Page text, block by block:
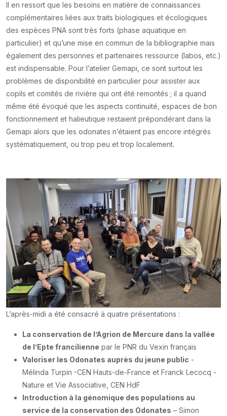
Il en ressort que les besoins en matière de connaissances
complémentaires liées aux traits biologiques et écologiques
des espèces PNA sont très forts (phase aquatique en
particulier) et qu’une mise en commun de la bibliographie mais
également des personnes et partenaires ressource (labos, etc.)
est indispensable. Pour l’atelier Gemapi, ce sont surtout les
problèmes de disponibilité en particulier pour assister aux
copils et comités de rivière qui ont été remontés ; il a quand
même été évoqué que les aspects continuité, espaces de bon
fonctionnement et halieutique restaient prépondérant dans la
Gemapi alors que les odonates n’étaient pas encore intégrés
systématiquement, ou trop peu et trop localement.
L’après-midi a été consacré à quatre présentations :
La conservation de l’Agrion de Mercure dans la vallée
de l’Epte francilienne par le PNR du Vexin français
Valoriser les Odonates auprès du jeune public -
Mélinda Turpin -CEN Hauts-de-France et Franck Lecocq -
Nature et Vie Associative, CEN HdF
Introduction à la génomique des populations au
service de la conservation des Odonates – Simon